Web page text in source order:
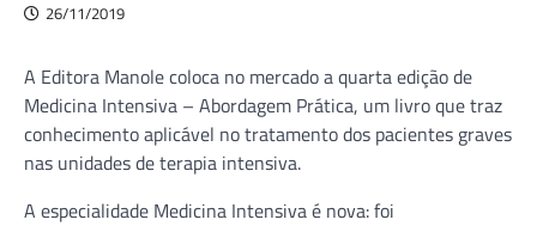
26/11/2019
A Editora Manole coloca no mercado a quarta edição de
Medicina Intensiva – Abordagem Prática, um livro que traz
conhecimento aplicável no tratamento dos pacientes graves
nas unidades de terapia intensiva.
A especialidade Medicina Intensiva é nova: foi